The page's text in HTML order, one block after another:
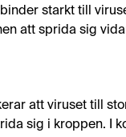
starkt till
att sprida sig
att viruset till
sig i kroppen. I